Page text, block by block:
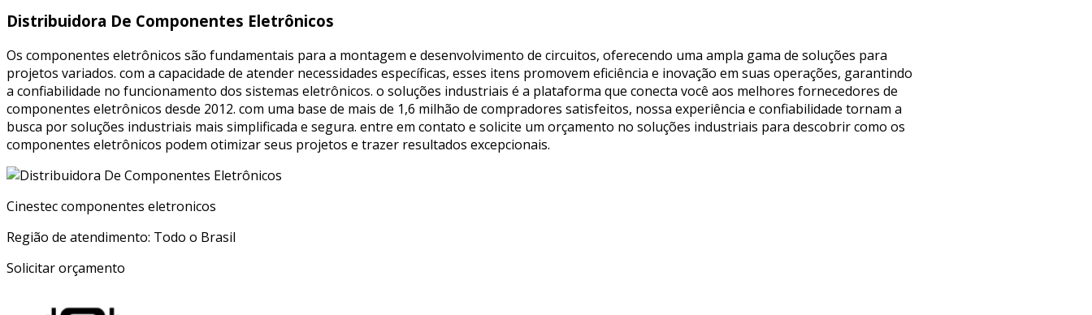
Distribuidora De Componentes Eletrônicos
Os componentes eletrônicos são fundamentais para a montagem e desenvolvimento de circuitos, oferecendo uma ampla gama de soluções para
projetos variados. com a capacidade de atender necessidades específicas, esses itens promovem eficiência e inovação em suas operações, garantindo
a confiabilidade no funcionamento dos sistemas eletrônicos. o soluções industriais é a plataforma que conecta você aos melhores fornecedores de
componentes eletrônicos desde 2012. com uma base de mais de 1,6 milhão de compradores satisfeitos, nossa experiência e confiabilidade tornam a
busca por soluções industriais mais simplificada e segura. entre em contato e solicite um orçamento no soluções industriais para descobrir como os
componentes eletrônicos podem otimizar seus projetos e trazer resultados excepcionais.
Cinestec componentes eletronicos
Região de atendimento: Todo o Brasil
Solicitar orçamento